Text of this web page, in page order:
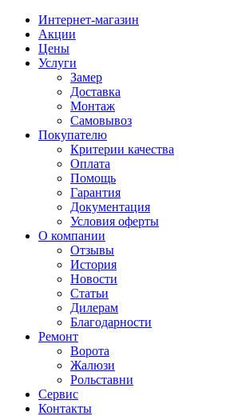
Интернет-магазин
Акции
Цены
Услуги
Замер
Доставка
Монтаж
Самовывоз
Покупателю
Критерии качества
Оплата
Помощь
Гарантия
Документация
Условия оферты
О компании
Отзывы
История
Новости
Статьи
Дилерам
Благодарности
Ремонт
Ворота
Жалюзи
Рольставни
Сервис
Контакты